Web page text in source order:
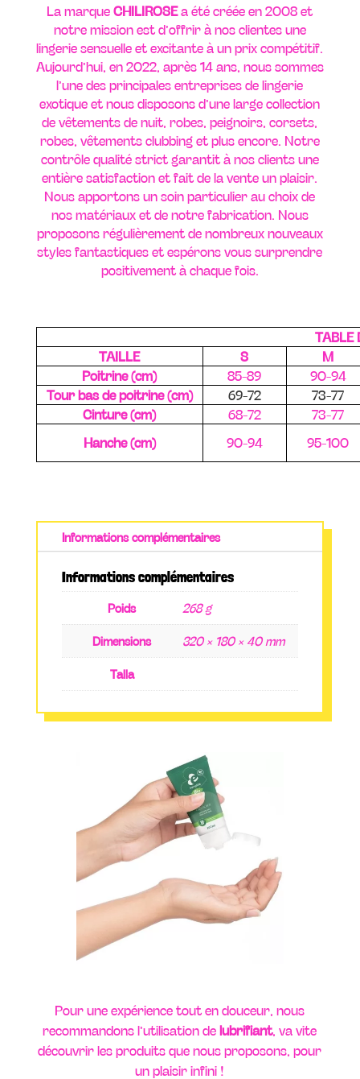
La marqueCHILIROSEa été créée en 2008 et
notre mission est d’offrir à nos clientes une
lingerie sensuelle et excitante à un prix compétitif.
Aujourd’hui, en 2022, après 14 ans, nous sommes
l’une des principales entreprises de lingerie
exotique et nous disposons d’une large collection
de vêtements de nuit, robes, peignoirs, corsets,
robes, vêtements clubbing et plus encore. Notre
contrôle qualité strict garantit à nos clients une
entière satisfaction et fait de la vente un plaisir.
Nous apportons un soin particulier au choix de
nos matériaux et de notre fabrication. Nous
proposons régulièrement de nombreux nouveaux
styles fantastiques et espérons vous surprendre
positivement à chaque fois.
TABLE
TAILLE
S
M
Poitrine (cm)
85-89
90-94
Tour bas de poitrine (cm)
69-72
73-77
Cinture (cm)
68-72
73-77
Hanche (cm)
90-94 95-100
Informations complémentaires
Informations complémentaires
Poids 268 g
Dimensions 320 × 180 × 40 mm
Talla
Pour une expérience tout en douceur, nous
recommandons l’utilisation delubrifiant, va vite
découvrir les produits que nous proposons, pour
un plaisir infini !